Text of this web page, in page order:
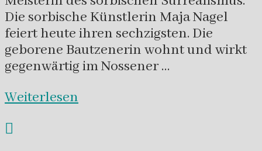
Die sorbische Künstlerin Maja Nagel
feiert heute ihren sechzigsten. Die
geborene Bautzenerin wohnt und wirkt
gegenwärtig im Nossener …
Weiterlesen